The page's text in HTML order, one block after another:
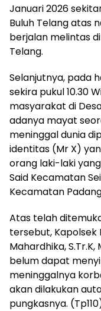
Januari 2026
Buluh Telang atas
berjalan melintas
Telang.
Selanjutnya, pada
sekira pukul 10.30
masyarakat di
adanya mayat
meninggal dunia
identitas (Mr X)
orang laki-laki
Said Kecamatan
Kecamatan
Atas telah
tersebut, Kapolsek
Mahardhika,
belum dapat
meninggalnya
akan dilakukan
pungkasnya.